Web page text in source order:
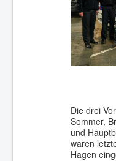
Die drei
Sommer,
und
waren
Hagen